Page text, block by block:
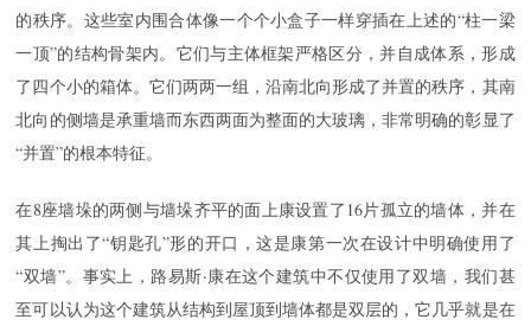
的秩序。这些室内围合体像一个个小盒子一样穿插在上述的“柱一梁
一顶”的结构骨架内。它们与主体框架严格区分，并自成体系，形成
了四个小的箱体。它们两两一组，沿南北向形成了并置的秩序，其南
北向的侧墙是承重墙而东西两面为整面的大玻璃，非常明确的彰显了
“并置”的根本特征。
在8座墙垛的两侧与墙垛齐平的面上康设置了16片孤立的墙体，并在
其上掏出了“钥匙孔”形的开口，这是康第一次在设计中明确使用了
“双墙”。事实上，路易斯·康在这个建筑中不仅使用了双墙，我们甚
至可以认为这个建筑从结构到屋顶到墙体都是双层的，它几乎就是在